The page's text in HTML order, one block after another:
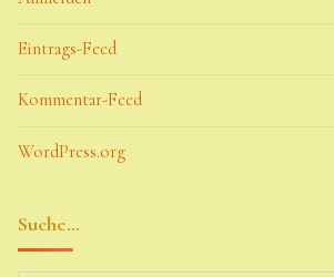
Eintrags-Feed
Kommentar-Feed
WordPress.org
Suche…